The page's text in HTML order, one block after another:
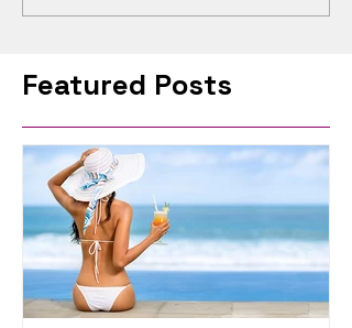
Featured Posts